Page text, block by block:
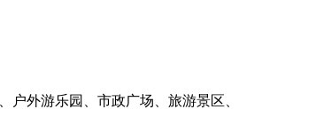
户外游乐园、市政广场、旅游景区、